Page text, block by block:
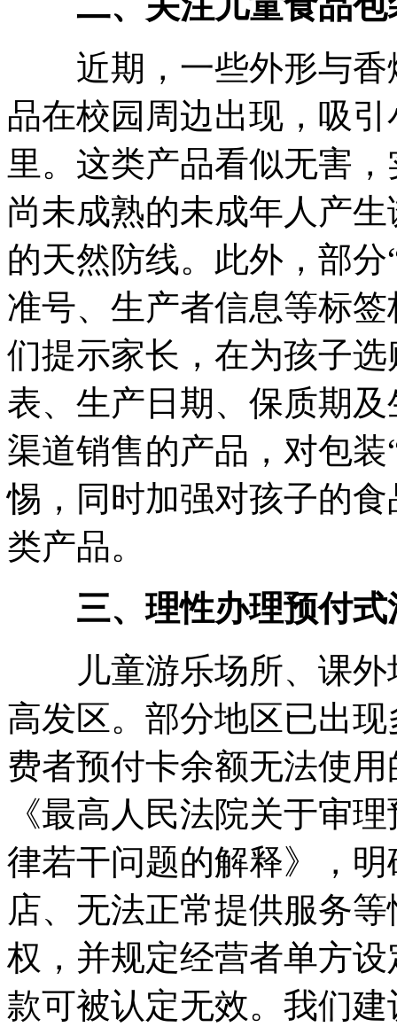
近期，一些外形与香
品在校园周边出现，吸
里。这类产品看似无害
尚未成熟的未成年人产
的天然防线。此外，部
准号、生产者信息等标
们提示家长，在为孩子
表、生产日期、保质期
渠道销售的产品，对包
惕，同时加强对孩子的
类产品。
三、理性办理预付
儿童游乐场所、课外
高发区。部分地区已出
费者预付卡余额无法使
《最高人民法院关于审
律若干问题的解释》，
店、无法正常提供服务
权，并规定经营者单方
款可被认定无效。我们